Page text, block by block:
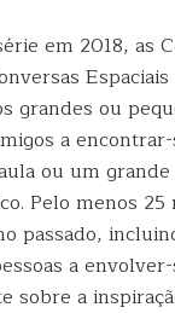
em 2018, as
grandes ou
a
ou um
Pelo menos
passado,
a
sobre a